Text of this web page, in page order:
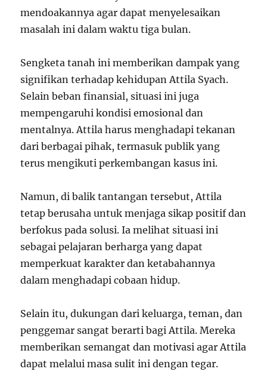
mendoakannya agar dapat menyelesaikan
masalah ini dalam waktu tiga bulan.
Sengketa tanah ini memberikan dampak yang
signifikan terhadap kehidupan Attila Syach.
Selain beban finansial, situasi ini juga
mempengaruhi kondisi emosional dan
mentalnya. Attila harus menghadapi tekanan
dari berbagai pihak, termasuk publik yang
terus mengikuti perkembangan kasus ini.
Namun, di balik tantangan tersebut, Attila
tetap berusaha untuk menjaga sikap positif dan
berfokus pada solusi. Ia melihat situasi ini
sebagai pelajaran berharga yang dapat
memperkuat karakter dan ketabahannya
dalam menghadapi cobaan hidup.
Selain itu, dukungan dari keluarga, teman, dan
penggemar sangat berarti bagi Attila. Mereka
memberikan semangat dan motivasi agar Attila
dapat melalui masa sulit ini dengan tegar.